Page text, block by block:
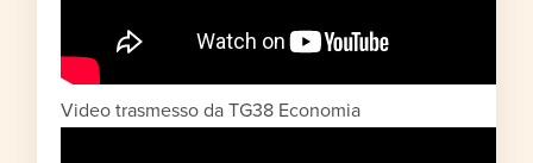
Video trasmesso da TG38 Economia